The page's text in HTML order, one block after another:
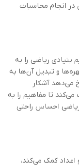
در انجام محاسبات
بنیادی ریاضی را به
و تبدیل آن‌ها به
می‌دهد آشکار
تا مفاهیم را به
احساس راحتی
اعداد کمک می‌کند،